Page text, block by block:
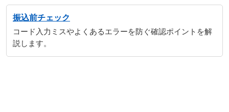
振込前チェック
コード入力ミスやよくあるエラーを防ぐ確認ポイントを解
説します。